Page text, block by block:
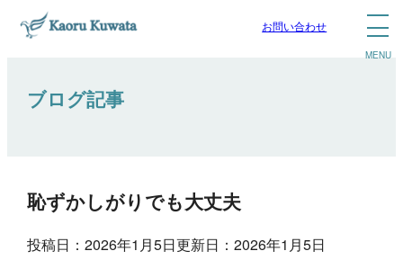
お問い合わせ
ブログ記事
恥ずかしがりでも大丈夫
投稿日：2026年1月5日更新日：2026年1月5日